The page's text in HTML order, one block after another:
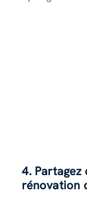
4.
rénovation